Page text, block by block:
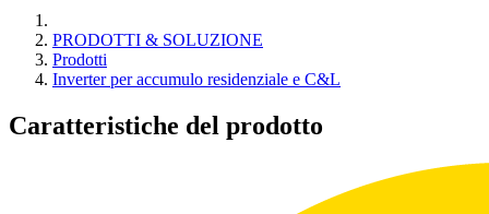
PRODOTTI & SOLUZIONE
Prodotti
Inverter per accumulo residenziale e C&L
Caratteristiche del prodotto